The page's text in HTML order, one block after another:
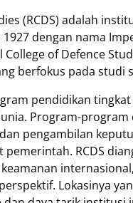
(RCDS) adalah
dengan nama
of Defence
berfokus pada studi
pendidikan
Program-program
pengambilan
RCDS
Lokasinya